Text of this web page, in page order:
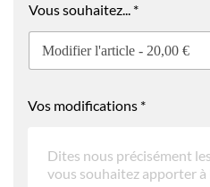
Vous souhaitez... *
Vos modifications *